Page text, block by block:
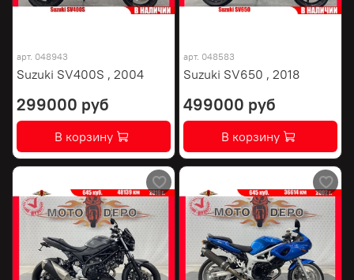
арт. 048943
Suzuki SV400S , 2004
299000 руб
В корзину
арт. 048583
Suzuki SV650 , 2018
499000 руб
В корзину